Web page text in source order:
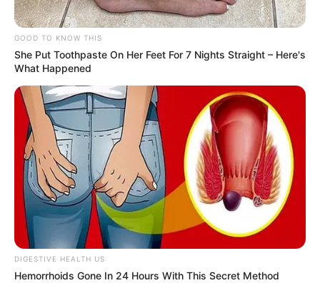
Duplicação da da SP-333
aumentará a segurança de
animais silvestres, de Marília a
Assis
Passagens de fauna diminuem acidentes e atropelamentos
GOOD TO KNOW THIS
She Put Toothpaste On Her Feet For 7 Nights Straight – Here's
What Happened
DIGESTIVE HEALTH US
Hemorrhoids Gone In 24 Hours With This Secret Method